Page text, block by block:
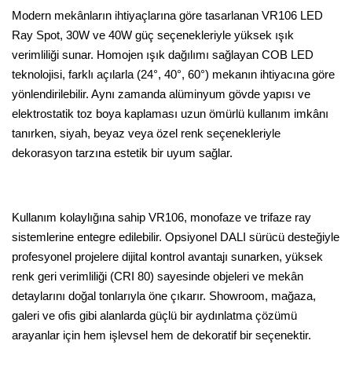
Modern mekânların ihtiyaçlarına göre tasarlanan VR106 LED
Ray Spot, 30W ve 40W güç seçenekleriyle yüksek ışık
verimliliği sunar. Homojen ışık dağılımı sağlayan COB LED
teknolojisi, farklı açılarla (24°, 40°, 60°) mekanın ihtiyacına göre
yönlendirilebilir. Aynı zamanda alüminyum gövde yapısı ve
elektrostatik toz boya kaplaması uzun ömürlü kullanım imkânı
tanırken, siyah, beyaz veya özel renk seçenekleriyle
dekorasyon tarzına estetik bir uyum sağlar.
Kullanım kolaylığına sahip VR106, monofaze ve trifaze ray
sistemlerine entegre edilebilir. Opsiyonel DALI sürücü desteğiyle
profesyonel projelere dijital kontrol avantajı sunarken, yüksek
renk geri verimliliği (CRI 80) sayesinde objeleri ve mekân
detaylarını doğal tonlarıyla öne çıkarır. Showroom, mağaza,
galeri ve ofis gibi alanlarda güçlü bir aydınlatma çözümü
arayanlar için hem işlevsel hem de dekoratif bir seçenektir.